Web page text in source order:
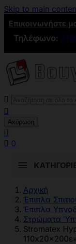
Skip to main
Επικοινωνήστε
Τηλέφωνο:


Ακύρωση

 0
Αρχική
Έπιπλα
Έπιπλα
Στρώματα
Stromatex